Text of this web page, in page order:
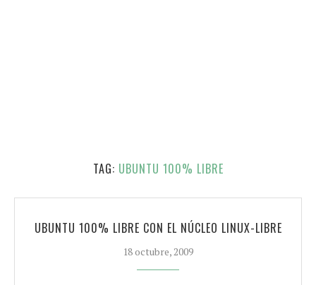
TAG: UBUNTU 100% LIBRE
UBUNTU 100% LIBRE CON EL NÚCLEO LINUX-LIBRE
18 octubre, 2009